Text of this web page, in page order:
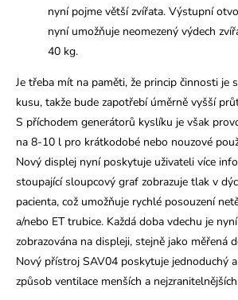
nyní pojme větší zvířata. Výstupní
nyní umožňuje neomezený výdech
40 kg.
Je třeba mít na paměti, že princip činnosti je
kusu, takže bude zapotřebí úměrně vyšší
S příchodem generátorů kyslíku je však
na 8-10 l pro krátkodobé nebo nouzové
Nový displej nyní poskytuje uživateli více
stoupající sloupcový graf zobrazuje tlak v
pacienta, což umožňuje rychlé posouzení
a/nebo ET trubice. Každá doba vdechu je
zobrazována na displeji, stejně jako měřená
Nový přístroj SAV04 poskytuje jednoduchý
způsob ventilace menších a